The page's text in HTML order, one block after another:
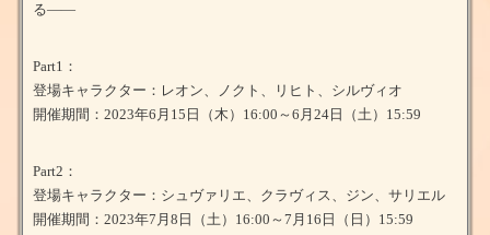
る――
Part1：
登場キャラクター：レオン、ノクト、リヒト、シルヴィオ
開催期間：2023年6月15日（木）16:00～6月24日（土）15:59
Part2：
登場キャラクター：シュヴァリエ、クラヴィス、ジン、サリエル
開催期間：2023年7月8日（土）16:00～7月16日（日）15:59